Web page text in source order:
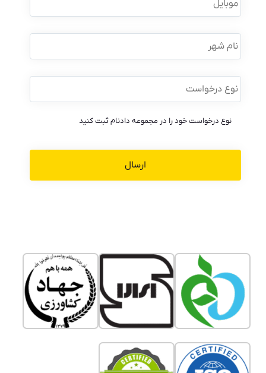
نام
شهر
نوع
درخواست *
نوع درخواست خود را در مجموعه دادنام ثبت کنید